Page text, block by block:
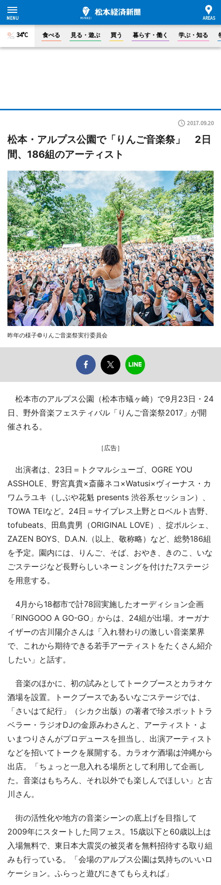
34°C 食べる 見る・遊ぶ 買う 暮らす・働く 学ぶ・知る
2017.09.20
松本・アルプス公園で「りんご音楽祭」 2日
間、186組のアーティスト
昨年の様子©りんご音楽祭実行委員会
松本市のアルプス公園（松本市蟻ヶ崎）で9月23日・24
日、野外音楽フェスティバル「りんご音楽祭2017」が開
催される。
［広告］
出演者は、23日＝トクマルシューゴ、OGRE YOU
ASSHOLE、野宮真貴×斎藤ネコ×Watusi×ヴィーナス・カ
ワムラユキ（しぶや花魁 presents 渋谷系セッション）、
TOWA TEIなど。24日＝サイプレス上野とロベルト吉野、
tofubeats、田島貴男（ORIGINAL LOVE）、掟ポルシェ、
ZAZEN BOYS、D.A.N.（以上、敬称略）など、総勢186組
を予定。園内には、りんご、そば、おやき、きのこ、いな
ごステージなど長野らしいネーミングを付けた7ステージ
を用意する。
4月から18都市で計78回実施したオーディション企画
「RINGOOO A GO-GO」からは、24組が出場。オーガナ
イザーの古川陽介さんは「入れ替わりの激しい音楽業界
で、これから期待できる若手アーティストをたくさん紹介
したい」と話す。
音楽のほかに、初の試みとしてトークブースとカラオケ
酒場を設置。トークブースであるいなごステージでは、
「さいはて紀行」（シカク出版）の著者で珍スポットトラ
ベラー・ラジオDJの金原みわさんと、アーティスト・よ
いまつりさんがプロデュースを担当し、出演アーティスト
などを招いてトークを展開する。カラオケ酒場は沖縄から
出店。「ちょっと一息入れる場所として利用して企画し
た。音楽はもちろん、それ以外でも楽しんでほしい」と古
川さん。
街の活性化や地方の音楽シーンの底上げを目指して
2009年にスタートした同フェス。15歳以下と60歳以上は
入場無料で、東日本大震災の被災者を無料招待する取り組
みも行っている。「会場のアルプス公園は気持ちのいいロ
ケーション。ふらっと遊びにきてもらえれば」